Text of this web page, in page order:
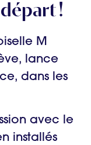
!
M
lance
dans les
avec le
installés